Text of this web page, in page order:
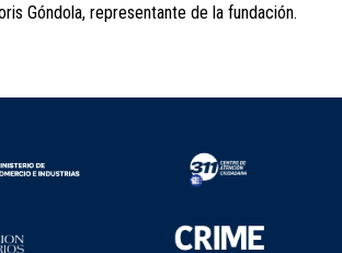
Góndola, representante de la fundación.